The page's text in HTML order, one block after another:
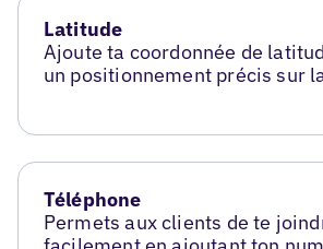
Latitude
Ajoute ta coordonnée de
un positionnement précis sur
Téléphone
Permets aux clients de te